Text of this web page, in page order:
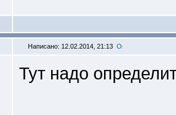
Написано: 12.02.2014, 21:13
Тут надо